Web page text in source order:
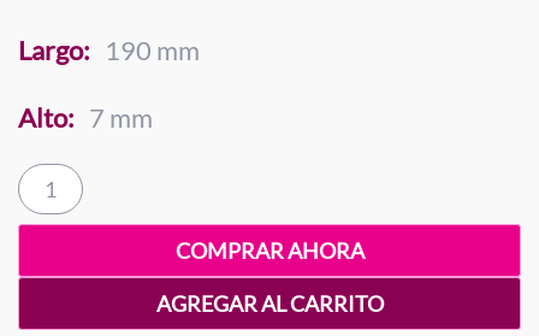
Largo: 190 mm
Alto: 7 mm
Barra
Lisa
Gramos
AGREGAR AL CARRITO
COMPRAR AHORA